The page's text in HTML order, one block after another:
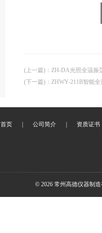
(上一篇) ： ZH-DA光照全温振
(下一篇) ： ZHWY-211B智能
首页 公司简介 资质证书
© 2026 常州高德仪器制